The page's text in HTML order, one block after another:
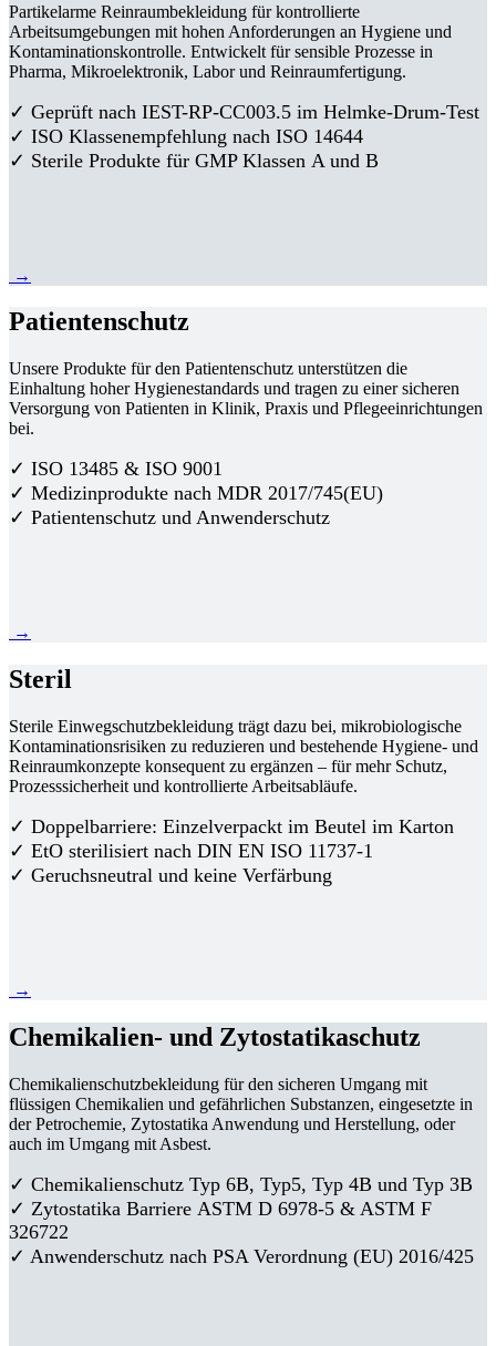
Partikelarme Reinraumbekleidung für kontrollierte
Arbeitsumgebungen mit hohen Anforderungen an Hygiene und
Kontaminationskontrolle. Entwickelt für sensible Prozesse in
Pharma, Mikroelektronik, Labor und Reinraumfertigung.
✓ Geprüft nach IEST-RP-CC003.5 im Helmke-Drum-Test
✓ ISO Klassenempfehlung nach ISO 14644
✓ Sterile Produkte für GMP Klassen A und B
→
Patientenschutz
Unsere Produkte für den Patientenschutz unterstützen die
Einhaltung hoher Hygienestandards und tragen zu einer sicheren
Versorgung von Patienten in Klinik, Praxis und Pflegeeinrichtungen
bei.
✓ ISO 13485 & ISO 9001
✓ Medizinprodukte nach MDR 2017/745(EU)
✓ Patientenschutz und Anwenderschutz
→
Steril
Sterile Einwegschutzbekleidung trägt dazu bei, mikrobiologische
Kontaminationsrisiken zu reduzieren und bestehende Hygiene- und
Reinraumkonzepte konsequent zu ergänzen – für mehr Schutz,
Prozesssicherheit und kontrollierte Arbeitsabläufe.
✓ Doppelbarriere: Einzelverpackt im Beutel im Karton
✓ EtO sterilisiert nach DIN EN ISO 11737-1
✓ Geruchsneutral und keine Verfärbung
→
Chemikalien- und Zytostatikaschutz
Chemikalienschutzbekleidung für den sicheren Umgang mit
flüssigen Chemikalien und gefährlichen Substanzen, eingesetzte in
der Petrochemie, Zytostatika Anwendung und Herstellung, oder
auch im Umgang mit Asbest.
✓ Chemikalienschutz Typ 6B, Typ5, Typ 4B und Typ 3B
✓ Zytostatika Barriere ASTM D 6978-5 & ASTM F
326722
✓ Anwenderschutz nach PSA Verordnung (EU) 2016/425